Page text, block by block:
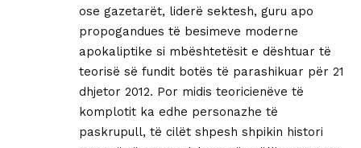
ose gazetarët, liderë sektesh, guru apo
propogandues të besimeve moderne
apokaliptike si mbështetësit e dështuar të
teorisë së fundit botës të parashikuar për 21
dhjetor 2012. Por midis teoricienëve të
komplotit ka edhe personazhe të
paskrupull, të cilët shpesh shpikin histori